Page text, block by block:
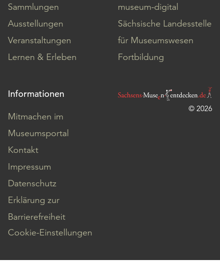
Sammlungen
Ausstellungen
Veranstaltungen
Lernen & Erleben
museum-digital
Sächsische Landesstelle
für Museumswesen
Fortbildung
Informationen
Mitmachen im
Museumsportal
Kontakt
Impressum
Datenschutz
Erklärung zur
Barrierefreiheit
Cookie-Einstellungen
© 2026